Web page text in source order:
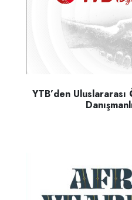
YTB’den